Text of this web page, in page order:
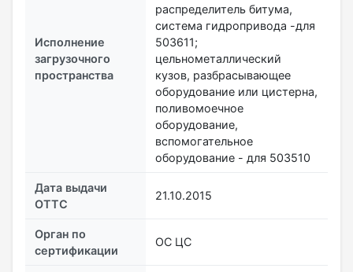
Исполнение
загрузочного
пространства
распределитель битума,
система гидропривода -для
503611;
цельнометаллический
кузов, разбрасывающее
оборудование или цистерна,
поливомоечное
оборудование,
вспомогательное
оборудование - для 503510
Дата выдачи
ОТТС
21.10.2015
Орган по
сертификации
ОС ЦС